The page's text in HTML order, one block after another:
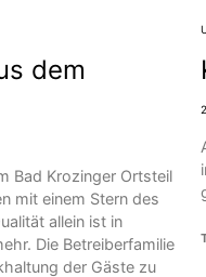
dem
Bad Krozinger Ortsteil
mit einem Stern des
allein ist in
Die Betreiberfamilie
der Gäste zu